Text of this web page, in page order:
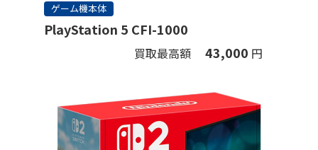
ゲーム機本体
PlayStation 5 CFI-1000
買取最高額 43,000 円